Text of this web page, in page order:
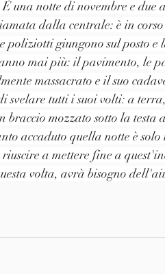
una notte di novembre e due
dalla centrale: è in
poliziotti giungono sul posto e
mai più: il pavimento, le
massacrato e il suo
tutti i suoi volti: a
braccio mozzato sotto la testa
accaduto quella notte è
a mettere fine a
volta, avrà bisogno